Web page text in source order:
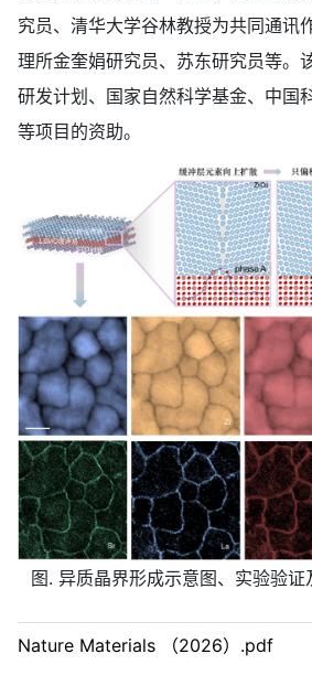
究员、清华大学谷林教授为共同通讯
理所金奎娟研究员、苏东研究员等。
研发计划、国家自然科学基金、中国
等项目的资助。
图. 异质晶界形成示意图、实验验证
Nature Materials （2026）.pdf